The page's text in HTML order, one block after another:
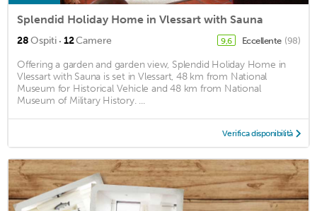
Splendid Holiday Home in Vlessart with Sauna
28Ospiti · 12Camere 9,6 Eccellente (98)
Offering a garden and garden view, Splendid Holiday Home in
Vlessart with Sauna is set in Vlessart, 48 km from National
Museum for Historical Vehicle and 48 km from National
Museum of Military History. ...
Verifica disponibilità